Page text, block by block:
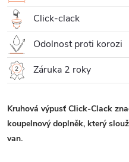
Click-clack
Odolnost proti korozi
Záruka 2 roky
Kruhová výpusť Click-Clack
koupelnový doplněk, který
van.